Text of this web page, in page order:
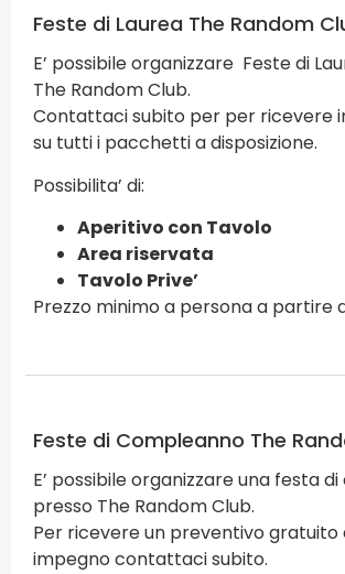
Feste di Laurea The Random
E’ possibile organizzare Feste di
The Random Club.
Contattaci subito per per ricevere
su tutti i pacchetti a disposizione.
Possibilita’ di:
Aperitivo con Tavolo
Area riservata
Tavolo Prive’
Prezzo minimo a persona a partire
Feste di Compleanno The
E’ possibile organizzare una festa
presso The Random Club.
Per ricevere un preventivo gratuito
impegno contattaci subito.